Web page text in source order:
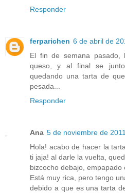
Responder
ferparichen 6 de abril de
El fin de semana
queso, y al final se
quedando una tarta de
pesada...
Responder
Ana 5 de noviembre de
Hola! acabo de hacer la
ti jaja! al darle la vuelta,
bizcocho debajo, empapado
Está muy rica, pero tengo
debido a que es una tarta